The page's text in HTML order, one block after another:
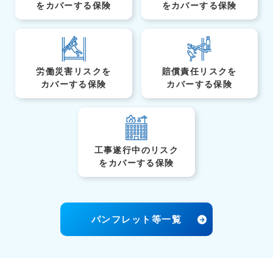
をカバーする保険
をカバーする保険
労働災害リスクを
カバーする保険
賠償責任リスクを
カバーする保険
工事遂行中のリスク
をカバーする保険
パンフレット等一覧